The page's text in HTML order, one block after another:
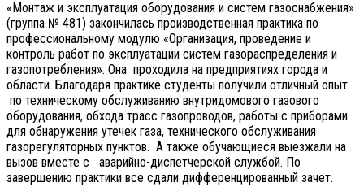
«Монтаж и эксплуатация оборудования и систем газоснабжения»
(группа № 481) закончилась производственная практика по
профессиональному модулю «Организация, проведение и
контроль работ по эксплуатации систем газораспределения и
газопотребления». Она проходила на предприятиях города и
области. Благодаря практике студенты получили отличный опыт
по техническому обслуживанию внутридомового газового
оборудования, обхода трасс газопроводов, работы с приборами
для обнаружения утечек газа, технического обслуживания
газорегуляторных пунктов. А также обучающиеся выезжали на
вызов вместе с аварийно-диспетчерской службой. По
завершению практики все сдали дифференцированный зачет.